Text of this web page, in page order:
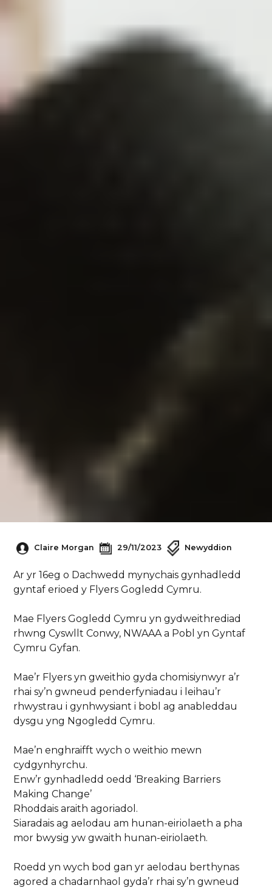
Claire Morgan 29/11/2023 Newyddion
Ar yr 16eg o Dachwedd mynychais gynhadledd
gyntaf erioed y Flyers Gogledd Cymru.
Mae Flyers Gogledd Cymru yn gydweithrediad
rhwng Cyswllt Conwy, NWAAA a Pobl yn Gyntaf
Cymru Gyfan.
Mae’r Flyers yn gweithio gyda chomisiynwyr a’r
rhai sy’n gwneud penderfyniadau i leihau’r
rhwystrau i gynhwysiant i bobl ag anableddau
dysgu yng Ngogledd Cymru.
Mae’n enghraifft wych o weithio mewn
cydgynhyrchu.
Enw’r gynhadledd oedd ‘Breaking Barriers
Making Change’
Rhoddais araith agoriadol.
Siaradais ag aelodau am hunan-eiriolaeth a pha
mor bwysig yw gwaith hunan-eiriolaeth.
Roedd yn wych bod gan yr aelodau berthynas
agored a chadarnhaol gyda’r rhai sy’n gwneud